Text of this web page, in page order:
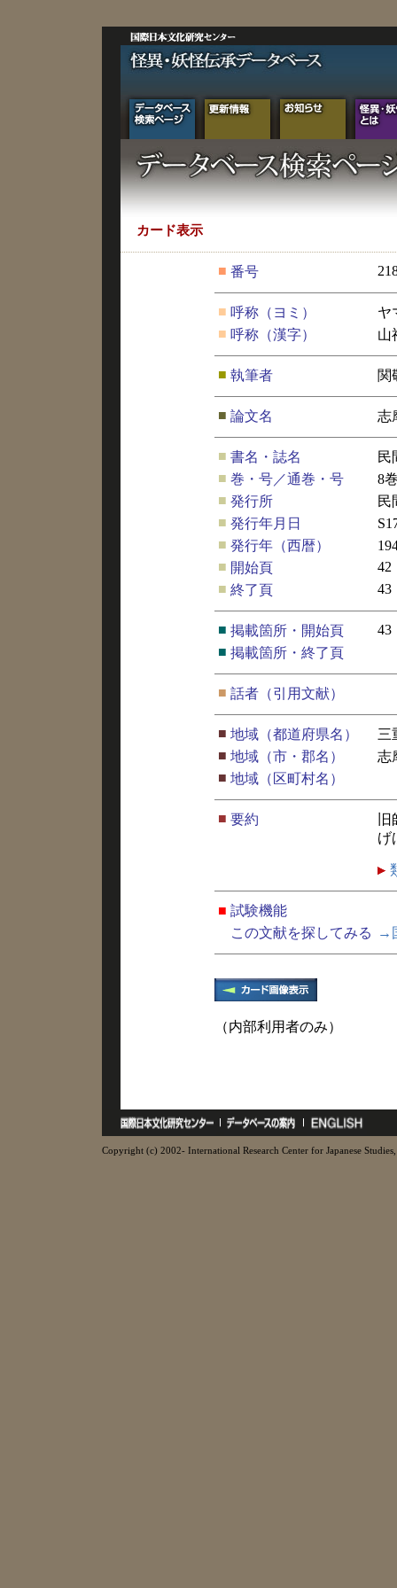
カード表示
■ 番号
■ 呼称（ヨミ）
ヤ
■ 呼称（漢字） 山
■ 執筆者 関
■ 論文名 志
■ 書名・誌名
民
■ 巻・号／通巻・号
8
■ 発行所
民
■ 発行年月日
■ 発行年（西暦）
■ 開始頁
42
■ 終了頁 43
■ 掲載箇所・開始頁
43
■ 掲載箇所・終了頁
■ 話者（引用文献）
■ 地域（都道府県名）
三
■ 地域（市・郡名）
志
■ 地域（区町村名）
■ 要約
げ
■ 試験機能
この文献を探してみる
→
（内部利用者のみ）
Copyright (c) 2002- International Research Center for Japanese